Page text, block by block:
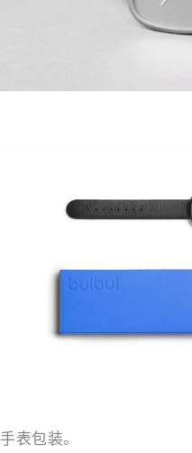
手表包装。